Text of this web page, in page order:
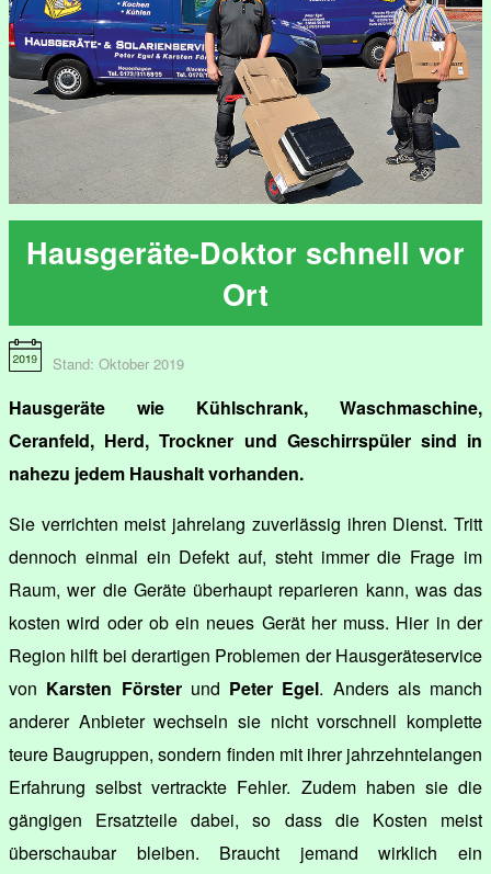
Hausgeräte-Doktor schnell vor
Ort
Stand: Oktober 2019
Hausgeräte wie Kühlschrank, Waschmaschine,
Ceranfeld, Herd, Trockner und Geschirrspüler sind in
nahezu jedem Haushalt vorhanden.
Sie verrichten meist jahrelang zuverlässig ihren Dienst. Tritt
dennoch einmal ein Defekt auf, steht immer die Frage im
Raum, wer die Geräte überhaupt reparieren kann, was das
kosten wird oder ob ein neues Gerät her muss. Hier in der
Region hilft bei derartigen Problemen der Hausgeräteservice
von Karsten Försterund Peter Egel. Anders als manch
anderer Anbieter wechseln sie nicht vorschnell komplette
teure Baugruppen, sondern finden mit ihrer jahrzehntelangen
Erfahrung selbst vertrackte Fehler. Zudem haben sie die
gängigen Ersatzteile dabei, so dass die Kosten meist
überschaubar bleiben. Braucht jemand wirklich ein